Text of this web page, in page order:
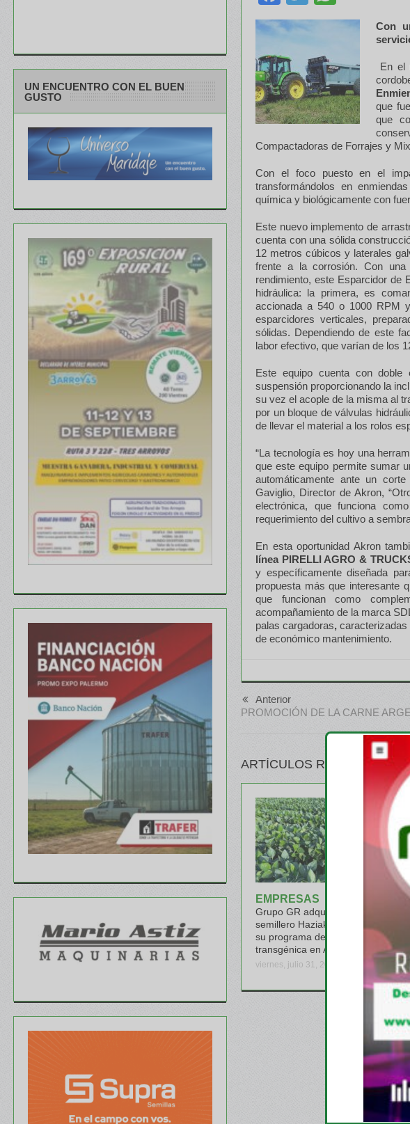
Con
En el
que
que
Compactadoras de Forrajes y
Con el foco puesto en el
transformándolos en
química y biológicamente con
Este nuevo implemento de
cuenta con una sólida
12 metros cúbicos y laterales
frente a la corrosión. Con
rendimiento, este Esparcidor de
hidráulica: la primera, es
accionada a 540 o 1000 RPM
esparcidores verticales,
sólidas. Dependiendo de este
labor efectivo, que varían de los
Este equipo cuenta con
suspensión proporcionando la
su vez el acople de la misma al
por un bloque de válvulas
de llevar el material a los rolos
“La tecnología es hoy una
que este equipo permite sumar
automáticamente ante un
Gaviglio, Director de Akron,
electrónica, que funciona
requerimiento del cultivo a
En esta oportunidad Akron
línea PIRELLI AGRO &
y específicamente diseñada
propuesta más que interesante
que funcionan como
acompañamiento de la marca
palas cargadoras,
de económico mantenimiento.
Anterior
PROMOCIÓN DE LA CARNE
ARTÍCULOS RELATIVOS
EMPRESAS
Grupo GR adquiere el
semillero Haziak y consolida
su programa de soja no
transgénica en Argentina
viernes, julio 31, 2026
UN ENCUENTRO CON EL BUEN
GUSTO